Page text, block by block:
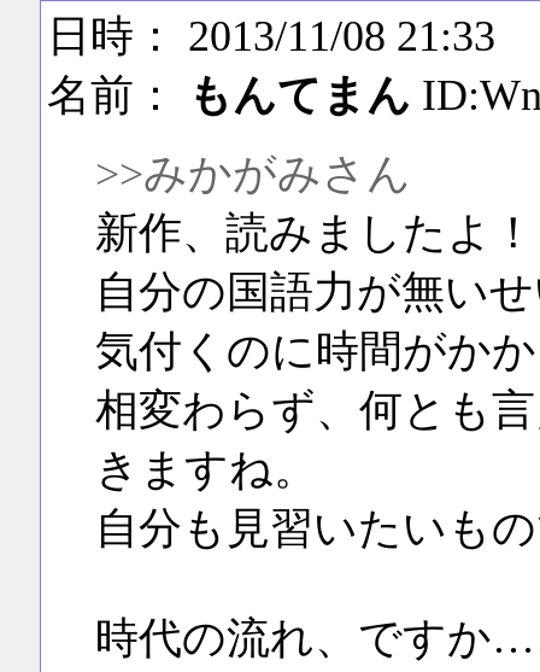
日時： 2013/11/08 21:33
名前：
もんてまん
>>みかがみさん
新作、読みましたよ！
自分の国語力が無い
気付くのに時間がか
相変わらず、何とも
きますね。
自分も見習いたいも
時代の流れ、ですか